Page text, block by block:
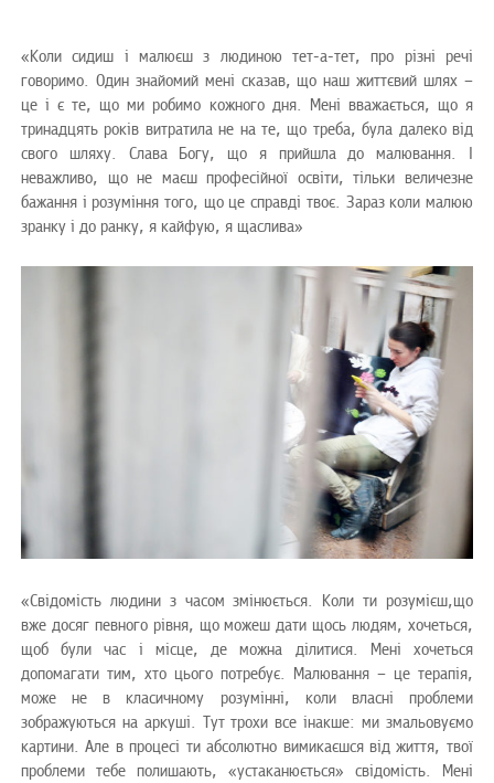
«Коли сидиш і малюєш з людиною тет-а-тет, про різні речі
говоримо. Один знайомий мені сказав, що наш життєвий шлях –
це і є те, що ми робимо кожного дня. Мені вважається, що я
тринадцять років витратила не на те, що треба, була далеко від
свого шляху. Слава Богу, що я прийшла до малювання. І
неважливо, що не маєш професійної освіти, тільки величезне
бажання і розуміння того, що це справді твоє. Зараз коли малюю
зранку і до ранку, я кайфую, я щаслива»
«Свідомість людини з часом змінюється. Коли ти розумієш,що
вже досяг певного рівня, що можеш дати щось людям, хочеться,
щоб були час і місце, де можна ділитися. Мені хочеться
допомагати тим, хто цього потребує. Малювання – це терапія,
може не в класичному розумінні, коли власні проблеми
зображуються на аркуші. Тут трохи все інакше: ми змальовуємо
картини. Але в процесі ти абсолютно вимикаєшся від життя, твої
проблеми тебе полишають, «устаканюється» свідомість. Мені